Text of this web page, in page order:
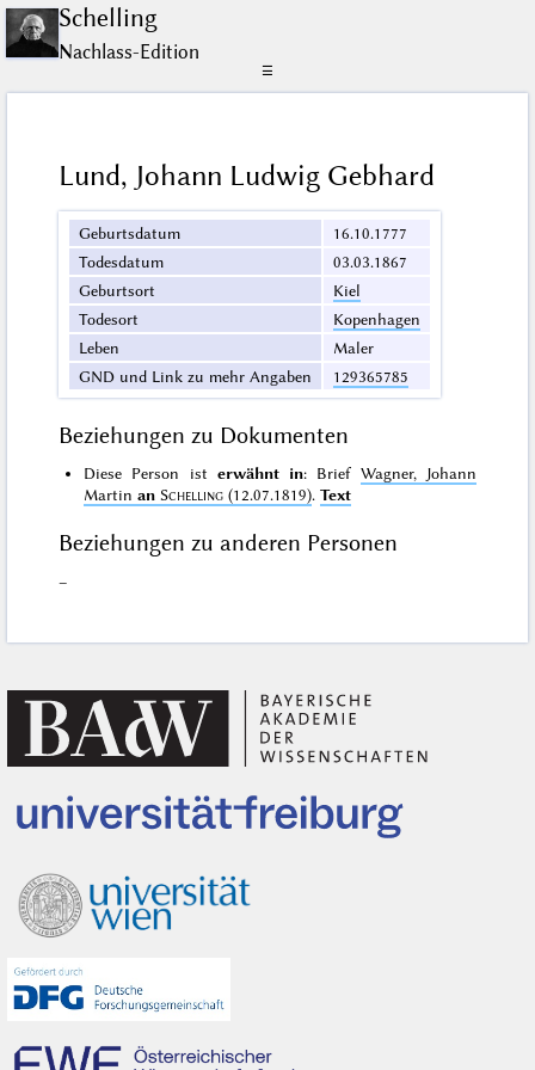
Schelling
Nachlass-Edition
☰
Lund, Johann Ludwig Gebhard
Geburtsdatum
16.10.1777
Todesdatum
03.03.1867
Geburtsort
Kiel
Todesort
Kopenhagen
Leben
Maler
GND und Link zu mehr Angaben
129365785
Beziehungen zu Dokumenten
Diese Person ist erwähnt in: Brief Wagner, Johann
Martinan Schelling (12.07.1819).Text
Beziehungen zu anderen Personen
–